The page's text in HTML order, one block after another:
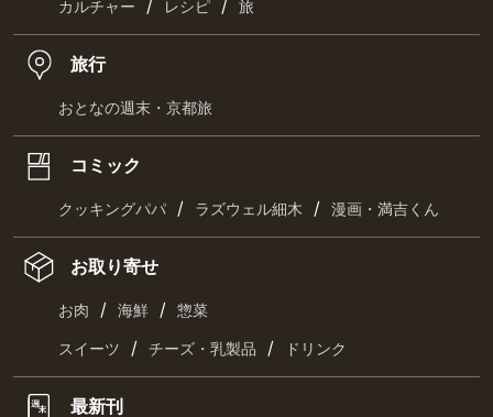
カルチャー / レシピ / 旅
旅行
おとなの週末・京都旅
コミック
クッキングパパ / ラズウェル細木 / 漫画・満吉くん
お取り寄せ
お肉 / 海鮮 / 惣菜
スイーツ / チーズ・乳製品 / ドリンク
最新刊